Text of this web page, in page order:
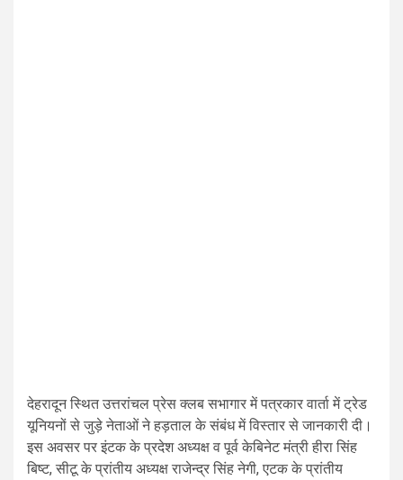
देहरादून स्थित उत्तरांचल प्रेस क्लब सभागार में पत्रकार वार्ता में ट्रेड
यूनियनों से जुड़े नेताओं ने हड़ताल के संबंध में विस्तार से जानकारी दी।
इस अवसर पर इंटक के प्रदेश अध्यक्ष व पूर्व केबिनेट मंत्री हीरा सिंह
बिष्ट, सीटू के प्रांतीय अध्यक्ष राजेन्द्र सिंह नेगी, एटक के प्रांतीय